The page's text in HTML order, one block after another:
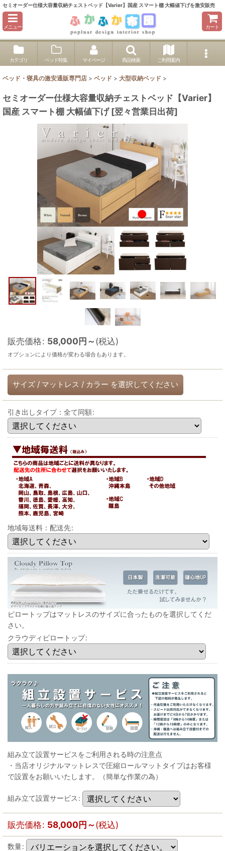
セミオーダー仕様大容量収納チェストベッド【Varier】国産 スマート棚 大幅値下げを激安販売
メニュー カート
カテゴリ ベッド特集 マイページ 商品検索 ご利用案内
ベッド・寝具の激安通販専門店 > ベッド > 大型収納ベッド >
セミオーダー仕様大容量収納チェストベッド【Varier】
国産 スマート棚 大幅値下げ [翌々営業日出荷]
販売価格: 58,000円～(税込)
オプションにより価格が変わる場合もあります。
サイズ / マットレス / カラー を選択してください
引き出しタイプ：全て同額:
地域毎送料：配送先:
ピロートップはマットレスのサイズに合ったものを選択してくだ
さい。
クラウディピロートップ:
組み立て設置サービスをご利用される時の注意点
・当店オリジナルマットレスで圧縮ロールマットタイプはお客様
で設置をお願いいたします。（簡単な作業の為）
組み立て設置サービス :
販売価格: 58,000円～(税込)
数量: